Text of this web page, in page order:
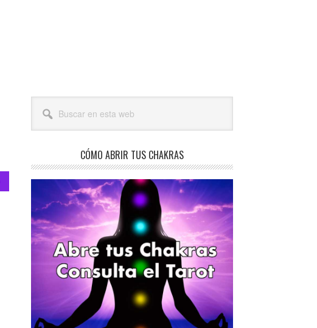
Barra
lateral
esta
CÓMO ABRIR TUS CHAKRAS